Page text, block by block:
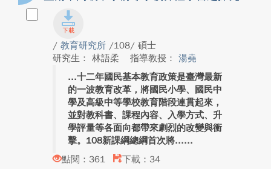
/ 教育研究所 /108/ 碩士
研究生： 林語柔
指導教授： 湯堯
十二年國民基本教育政策是臺灣最新
的一波教育改革，將國民小學、國民中
學及高級中等學校教育階段連貫起來，
並對教科書、課程內容、入學方式、升
學評量等各面向都帶來劇烈的改變與衝
擊。108新課綱總綱首次將...
點閱：361
下載：34